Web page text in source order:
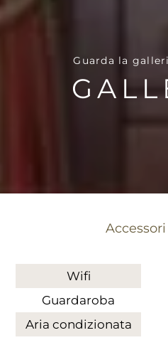
Guarda la
Wifi
Guardaroba
Aria condizionata